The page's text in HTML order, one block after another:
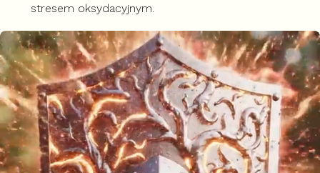
stresem oksydacyjnym.